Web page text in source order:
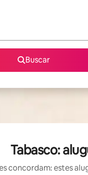
Buscar
Tabasco:
concordam: estes